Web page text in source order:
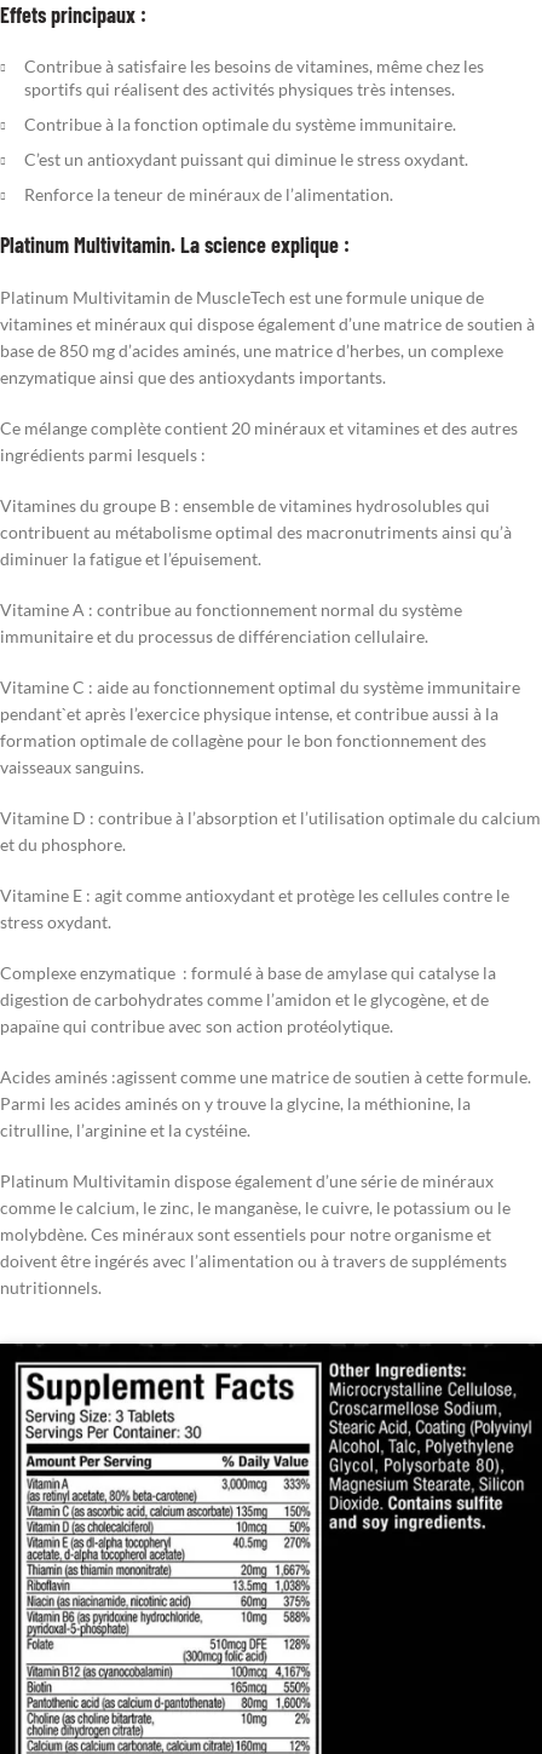
Effets principaux :
Contribue à satisfaire les besoins de vitamines, même chez les
sportifs qui réalisent des activités physiques très intenses.
Contribue à la fonction optimale du système immunitaire.
C’est un antioxydant puissant qui diminue le stress oxydant.
Renforce la teneur de minéraux de l’alimentation.
Platinum Multivitamin. La science explique :
Platinum Multivitamin de MuscleTech est une formule unique de
vitamines et minéraux qui dispose également d’une matrice de soutien à
base de 850 mg d’acides aminés, une matrice d’herbes, un complexe
enzymatique ainsi que des antioxydants importants.
Ce mélange complète contient 20 minéraux et vitamines et des autres
ingrédients parmi lesquels :
Vitamines du groupe B : ensemble de vitamines hydrosolubles qui
contribuent au métabolisme optimal des macronutriments ainsi qu’à
diminuer la fatigue et l’épuisement.
Vitamine A : contribue au fonctionnement normal du système
immunitaire et du processus de différenciation cellulaire.
Vitamine C : aide au fonctionnement optimal du système immunitaire
pendant`et après l’exercice physique intense, et contribue aussi à la
formation optimale de collagène pour le bon fonctionnement des
vaisseaux sanguins.
Vitamine D : contribue à l’absorption et l’utilisation optimale du calcium
et du phosphore.
Vitamine E : agit comme antioxydant et protège les cellules contre le
stress oxydant.
Complexe enzymatique : formulé à base de amylase qui catalyse la
digestion de carbohydrates comme l’amidon et le glycogène, et de
papaïne qui contribue avec son action protéolytique.
Acides aminés :agissent comme une matrice de soutien à cette formule.
Parmi les acides aminés on y trouve la glycine, la méthionine, la
citrulline, l’arginine et la cystéine.
Platinum Multivitamin dispose également d’une série de minéraux
comme le calcium, le zinc, le manganèse, le cuivre, le potassium ou le
molybdène. Ces minéraux sont essentiels pour notre organisme et
doivent être ingérés avec l’alimentation ou à travers de suppléments
nutritionnels.